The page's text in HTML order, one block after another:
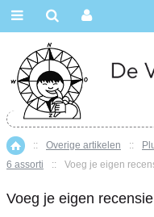
Home
:: Overige artikelen ::
6 assorti
:: Voeg je eigen
Voeg je eigen